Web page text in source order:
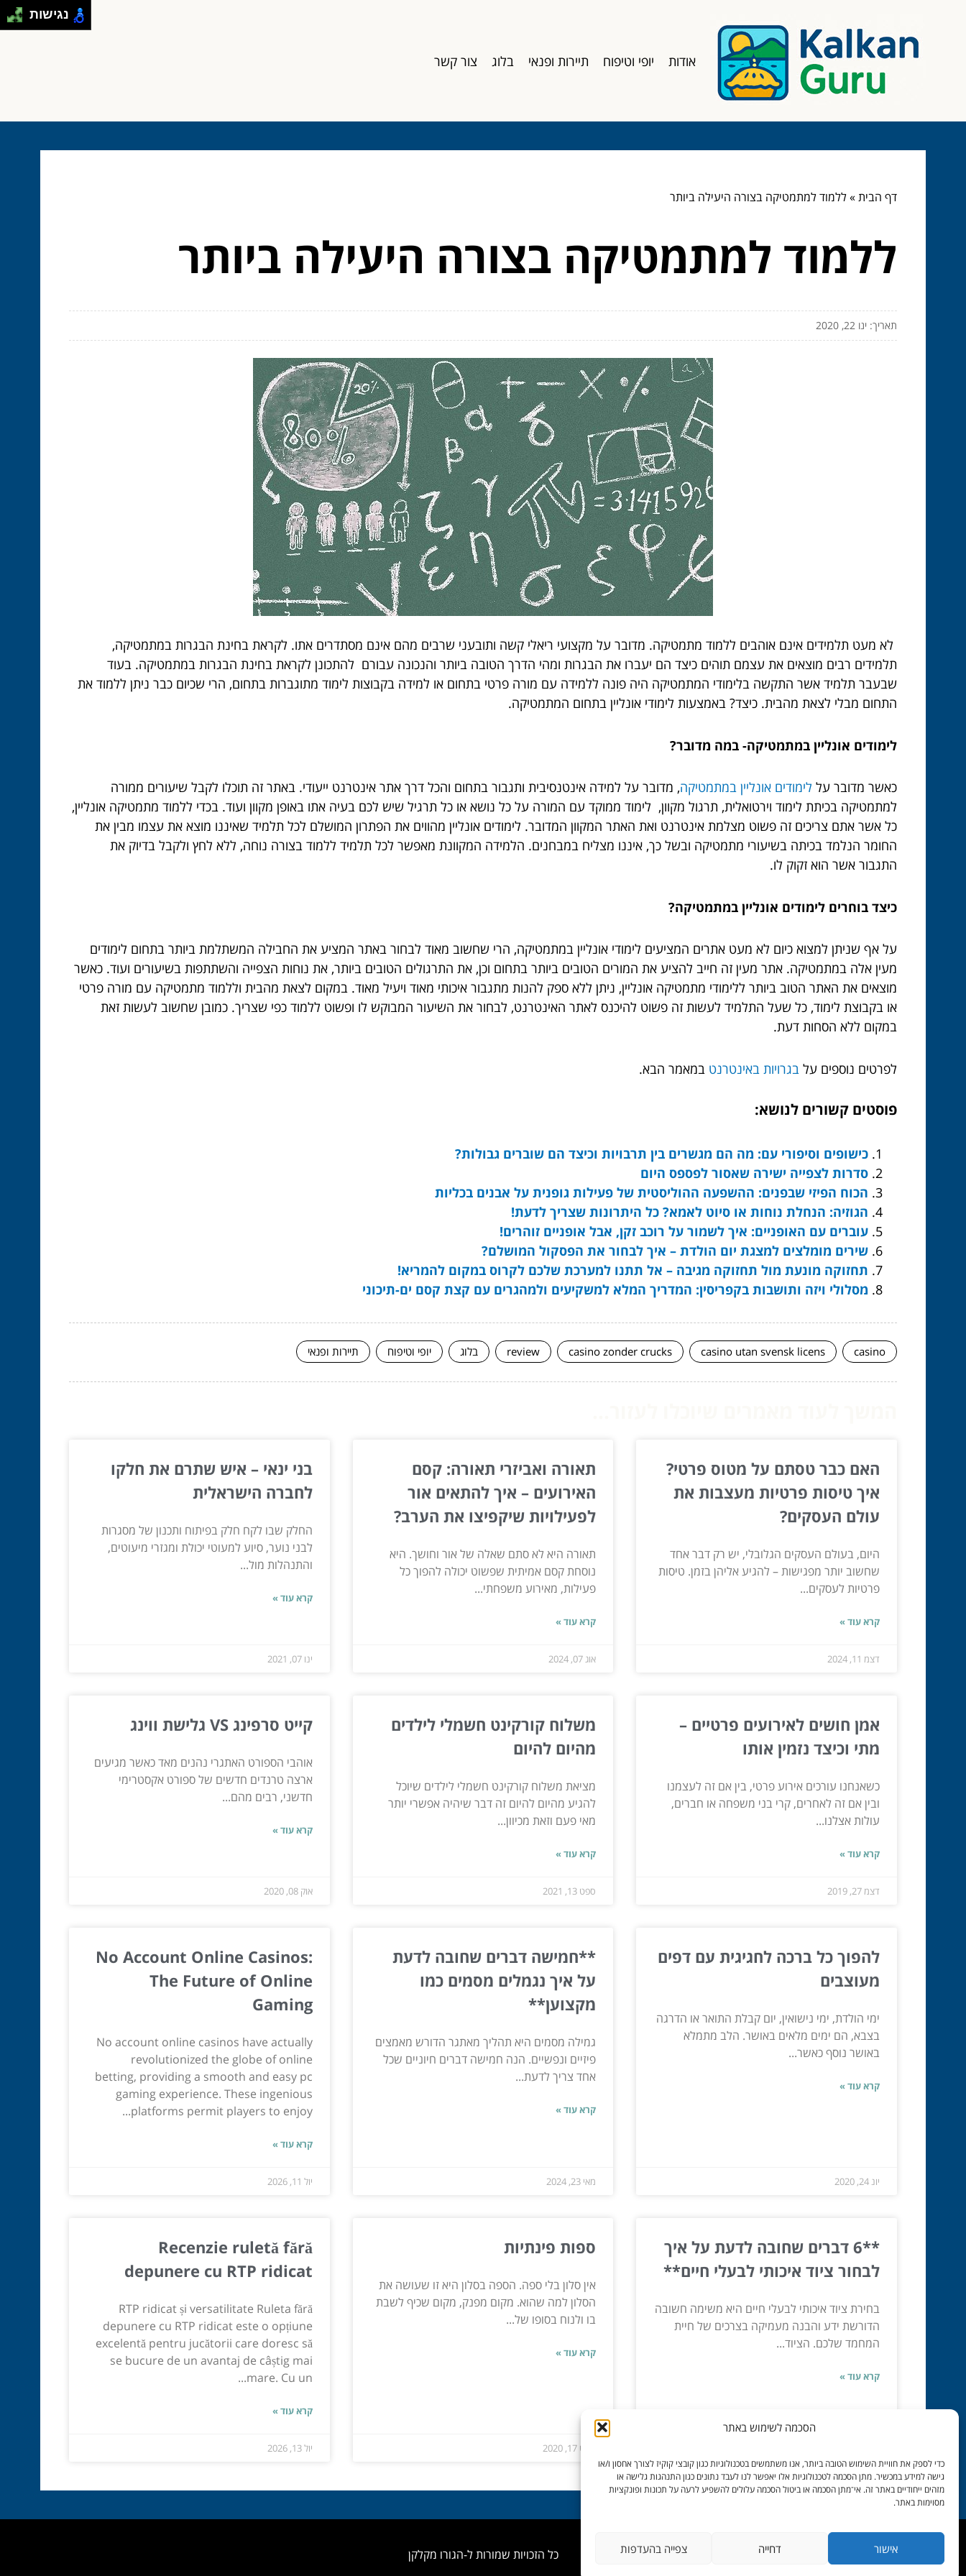
הסכמה לשימוש באתר
כדי לספק את חוויית השימוש הטובה ביותר, אנו משתמשים בטכנולוגיות כגון קובצי קוקיז לצורך אחסון ו/או
גישה למידע במכשיר. מתן הסכמה לטכנולוגיות אלו יאפשר לנו לעבד נתונים כגון התנהגות גלישה או
מזהים ייחודיים באתר זה. אי־מתן הסכמה או ביטול הסכמה עלולים להשפיע לרעה על תכונות ופונקציות
מסוימות באתר.
אישור דחייה צפייה בהעדפות
אודות יופי וטיפוח תיירות ופנאי בלוג צור קשר
דף הבית»ללמוד למתמטיקה בצורה היעילה ביותר
ללמוד למתמטיקה בצורה היעילה ביותר
תאריך: ינו 22, 2020
לא מעט תלמידים אינם אוהבים ללמוד מתמטיקה. מדובר על מקצועי ריאלי קשה ותובעני שרבים מהם אינם מסתדרים אתו. לקראת בחינת הבגרות במתמטיקה,
תלמידים רבים מוצאים את עצמם תוהים כיצד הם יעברו את הבגרות ומהי הדרך הטובה ביותר והנכונה עבורם להתכונן לקראת בחינת הבגרות במתמטיקה. בעוד
שבעבר תלמיד אשר התקשה בלימודי המתמטיקה היה פונה ללמידה עם מורה פרטי בתחום או למידה בקבוצות לימוד מתוגברות בתחום, הרי שכיום כבר ניתן ללמוד את
התחום מבלי לצאת מהבית. כיצד? באמצעות לימודי אונליין בתחום המתמטיקה.
לימודים אונליין במתמטיקה- במה מדובר?
כאשר מדובר על לימודים אונליין במתמטיקה, מדובר על למידה אינטנסיבית ותגבור בתחום והכל דרך אתר אינטרנט ייעודי. באתר זה תוכלו לקבל שיעורים ממורה
למתמטיקה בכיתת לימוד וירטואלית, תרגול מקוון, לימוד ממוקד עם המורה על כל נושא או כל תרגיל שיש לכם בעיה אתו באופן מקוון ועוד. בכדי ללמוד מתמטיקה אונליין,
כל אשר אתם צריכים זה פשוט מצלמת אינטרנט ואת האתר המקוון המדובר. לימודים אונליין מהווים את הפתרון המושלם לכל תלמיד שאיננו מוצא את עצמו מבין את
החומר הנלמד בכיתה בשיעורי מתמטיקה ובשל כך, איננו מצליח במבחנים. הלמידה המקוונת מאפשר לכל תלמיד ללמוד בצורה נוחה, ללא לחץ ולקבל בדיוק את
התגבור אשר הוא זקוק לו.
כיצד בוחרים לימודים אונליין במתמטיקה?
על אף שניתן למצוא כיום לא מעט אתרים המציעים לימודי אונליין במתמטיקה, הרי שחשוב מאוד לבחור באתר המציע את החבילה המשתלמת ביותר בתחום לימודים
מעין אלה במתמטיקה. אתר מעין זה חייב להציע את המורים הטובים ביותר בתחום וכן, את התרגולים הטובים ביותר, את נוחות הצפייה והשתתפות בשיעורים ועוד. כאשר
מוצאים את האתר הטוב ביותר ללימודי מתמטיקה אונליין, ניתן ללא ספק להנות מתגבור איכותי מאוד ויעיל מאוד. במקום לצאת מהבית וללמוד מתמטיקה עם מורה פרטי
או בקבוצת לימוד, כל שעל התלמיד לעשות זה פשוט להיכנס לאתר האינטרנט, לבחור את השיעור המבוקש לו ופשוט ללמוד כפי שצריך. כמובן שחשוב לעשות זאת
במקום ללא הסחות דעת.
לפרטים נוספים על בגרויות באינטרנט במאמר הבא.
פוסטים קשורים לנושא:
כישופים וסיפורי עם: מה הם מגשרים בין תרבויות וכיצד הם שוברים גבולות?
סדרות לצפייה ישירה שאסור לפספס היום
הכוח הפיזי שבפנים: ההשפעה ההוליסטית של פעילות גופנית על אבנים בכליות
הגוזיה: הנחלת נוחות או סיוט לאמא? כל היתרונות שצריך לדעת!
עוברים עם האופניים: איך לשמור על רוכב זקן, אבל אופניים זוהרים!
שירים מומלצים למצגת יום הולדת – איך לבחור את הפסקול המושלם?
תחזוקה מונעת מול תחזוקה מגיבה – אל תתנו למערכת שלכם לקרוס במקום להמריא!
מסלולי ויזה ותושבות בקפריסין: המדריך המלא למשקיעים ולמהגרים עם קצת קסם ים-תיכוני
casino
casino utan svensk licens
casino zonder crucks
review בלוג יופי וטיפוח תיירות ופנאי
האם כבר טסתם על מטוס פרטי?
איך טיסות פרטיות מעצבות את
עולם העסקים?
היום, בעולם העסקים הגלובלי, יש רק דבר אחד
שחשוב יותר מפגישות – להגיע אליהן בזמן. טיסות
פרטיות לעסקים...
קרא עוד »
דצמ 11, 2024
תאורה ואביזרי תאורה: קסם
האירועים – איך להתאים אור
לפעילויות שיקפיצו את הערב?
תאורה היא לא סתם שאלה של אור וחושך. היא
נוסחת קסם אמיתית שפשוט יכולה להפוך כל
פעילות, מאירוע משפחתי...
קרא עוד »
אוג 07, 2024
בני ינאי – איש שתרם את חלקו
לחברה הישראלית
החלק שבו לקח חלק בפיתוח ותכנון של מסגרות
לבני נוער, סיוע למעוטי יכולת ומגזרי מיעוטים,
והתנהלות מול...
קרא עוד »
ינו 07, 2021
אמן חושים לאירועים פרטיים –
מתי וכיצד נזמין אותו
כשאנחנו עורכים אירוע פרטי, בין אם זה לעצמנו
ובין אם זה לאחרים, קרי בני משפחה או חברים,
עולות אצלנו...
קרא עוד »
דצמ 27, 2019
משלוח קורקינט חשמלי לילדים
מהיום להיום
מציאת משלוח קורקינט חשמלי לילדים שיוכל
להגיע מהיום להיום זה דבר שיהיה אפשרי יותר
מאי פעם וזאת מכיוון...
קרא עוד »
ספט 13, 2021
קייט סרפינג VS גלישת ווינג
אוהבי הספורט האתגרי נהנים מאד כאשר מגיעים
ארצה טרנדים חדשים של ספורט אקסטרימי
חדשני, רבים מהם...
קרא עוד »
אוק 08, 2020
להפוך כל ברכה לחגיגית עם דפים
מעוצבים
ימי הולדת, ימי נישואין, יום קבלת התואר או הדרגה
בצבא, הם ימים מלאים באושר. הלב מתמלא
באושר נוסף כאשר...
קרא עוד »
יונ 24, 2020
**חמישה דברים שחובה לדעת
על איך נגמלים מסמים כמו
מקצוען**
גמילה מסמים היא תהליך מאתגר הדורש מאמצים
פיזיים ונפשיים. הנה חמישה דברים חיוניים שכל
אחד צריך לדעת...
קרא עוד »
מאי 23, 2024
No Account Online Casinos:
The Future of Online
Gaming
No account online casinos have actually
revolutionized the globe of online
betting, providing a smooth and easy pc
gaming experience. These ingenious
platforms permit players to enjoy...
קרא עוד »
יול 11, 2026
**6 דברים שחובה לדעת על איך
לבחור ציוד איכותי לבעלי חיים**
בחירת ציוד איכותי לבעלי חיים היא משימה חשובה
הדורשת ידע והבנה מעמיקה בצרכים של חיית
המחמד שלכם. הציוד...
קרא עוד »
ספות פינתיות
אין סלון בלי ספה. הספה בסלון היא זו שעושה את
הסלון למה שהוא. מקום מפנק, מקום שכיף לשבת
בו ולנוח בסופו של...
קרא עוד »
ספט 17, 2020
Recenzie ruletă fără
depunere cu RTP ridicat
RTP ridicat și versatilitate Ruleta fără
depunere cu RTP ridicat este o opțiune
excelentă pentru jucătorii care doresc să
se bucure de un avantaj de câștig mai
mare. Cu un...
קרא עוד »
יול 13, 2026
כל הזכויות שמורות ל-הגורו מקלקן
נגישות